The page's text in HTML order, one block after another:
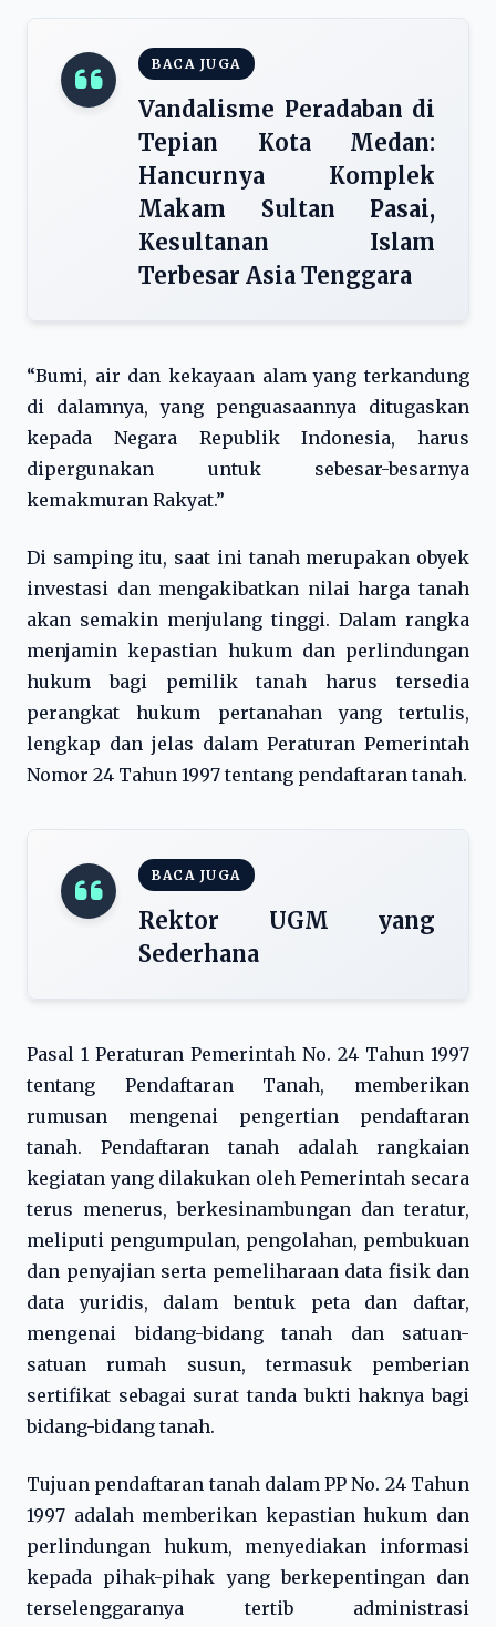
BACA JUGA
Vandalisme Peradaban di
Tepian Kota Medan:
Hancurnya Komplek
Makam Sultan Pasai,
Kesultanan Islam
Terbesar Asia Tenggara
“Bumi, air dan kekayaan alam yang terkandung
di dalamnya, yang penguasaannya ditugaskan
kepada Negara Republik Indonesia, harus
dipergunakan untuk sebesar-besarnya
kemakmuran Rakyat.”
Di samping itu, saat ini tanah merupakan obyek
investasi dan mengakibatkan nilai harga tanah
akan semakin menjulang tinggi. Dalam rangka
menjamin kepastian hukum dan perlindungan
hukum bagi pemilik tanah harus tersedia
perangkat hukum pertanahan yang tertulis,
lengkap dan jelas dalam Peraturan Pemerintah
Nomor 24 Tahun 1997 tentang pendaftaran tanah.
BACA JUGA
Rektor UGM yang
Sederhana
Pasal 1 Peraturan Pemerintah No. 24 Tahun 1997
tentang Pendaftaran Tanah, memberikan
rumusan mengenai pengertian pendaftaran
tanah. Pendaftaran tanah adalah rangkaian
kegiatan yang dilakukan oleh Pemerintah secara
terus menerus, berkesinambungan dan teratur,
meliputi pengumpulan, pengolahan, pembukuan
dan penyajian serta pemeliharaan data fisik dan
data yuridis, dalam bentuk peta dan daftar,
mengenai bidang-bidang tanah dan satuan-
satuan rumah susun, termasuk pemberian
sertifikat sebagai surat tanda bukti haknya bagi
bidang-bidang tanah.
Tujuan pendaftaran tanah dalam PP No. 24 Tahun
1997 adalah memberikan kepastian hukum dan
perlindungan hukum, menyediakan informasi
kepada pihak-pihak yang berkepentingan dan
terselenggaranya tertib administrasi